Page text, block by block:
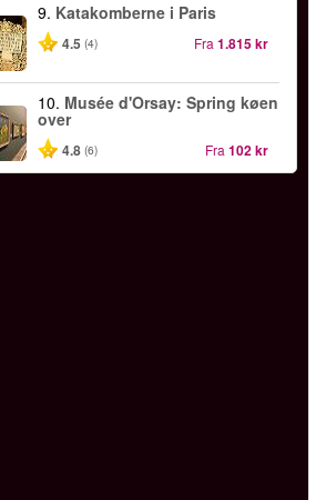
9. Katakomberne i Paris
4.5 (4) Fra 1.815 kr
10. Musée d'Orsay: Spring køen
over
4.8 (6) Fra 102 kr